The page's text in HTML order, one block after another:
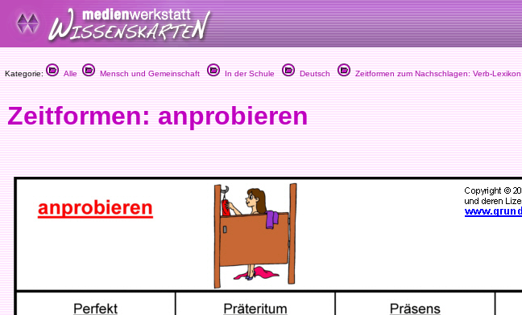
Kategorie: Alle Mensch und Gemeinschaft In der Schule Deutsch Zeitformen zum Nachschlagen: Verb-Lexikon
Zeitformen: anprobieren